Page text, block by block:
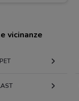
vicinanze